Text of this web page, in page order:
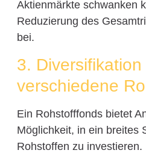
Aktienmärkte schwanken
Reduzierung des
bei.
3. Diversifikation
verschiedene
Ein Rohstofffonds bietet
Möglichkeit, in ein breites
Rohstoffen zu